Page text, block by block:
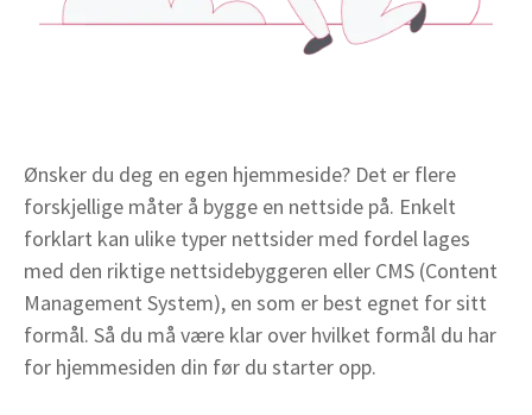
Ønsker du deg en egen hjemmeside? Det er flere
forskjellige måter å bygge en nettside på. Enkelt
forklart kan ulike typer nettsider med fordel lages
med den riktige nettsidebyggeren eller CMS (Content
Management System), en som er best egnet for sitt
formål. Så du må være klar over hvilket formål du har
for hjemmesiden din før du starter opp.